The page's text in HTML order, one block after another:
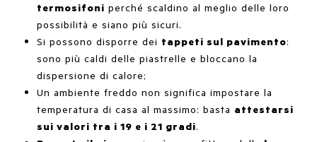
termosifoni perché scaldino al meglio delle loro
possibilità e siano più sicuri.
Si possono disporre dei tappeti sul pavimento:
sono più caldi delle piastrelle e bloccano la
dispersione di calore;
Un ambiente freddo non significa impostare la
temperatura di casa al massimo: basta attestarsi
sui valori tra i 19 e i 21 gradi.